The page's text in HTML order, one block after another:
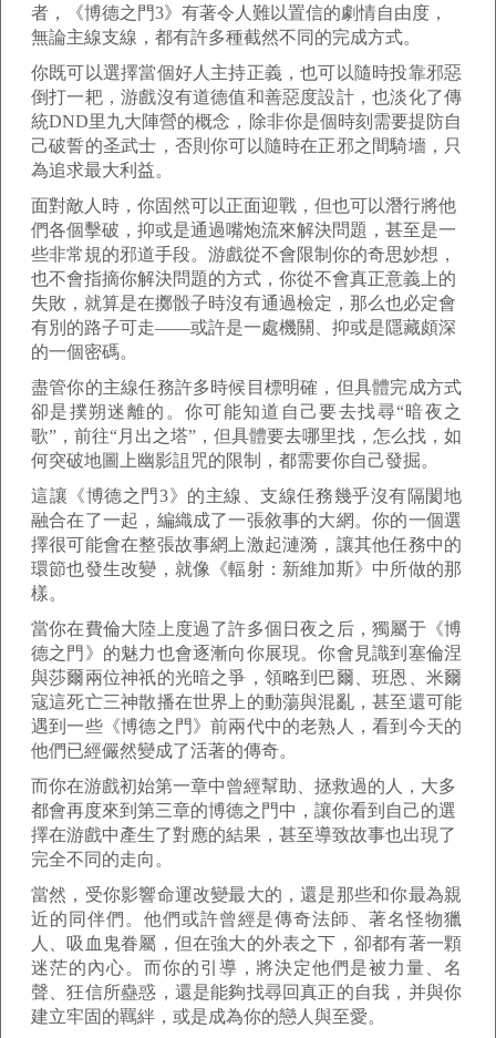
者，《博德之門3》有著令人難以置信的劇情自由度，
無論主線支線，都有許多種截然不同的完成方式。
你既可以選擇當個好人主持正義，也可以隨時投靠邪惡
倒打一耙，游戲沒有道德值和善惡度設計，也淡化了傳
統DND里九大陣營的概念，除非你是個時刻需要提防自
己破誓的圣武士，否則你可以隨時在正邪之間騎墻，只
為追求最大利益。
面對敵人時，你固然可以正面迎戰，但也可以潛行將他
們各個擊破，抑或是通過嘴炮流來解決問題，甚至是一
些非常規的邪道手段。游戲從不會限制你的奇思妙想，
也不會指摘你解決問題的方式，你從不會真正意義上的
失敗，就算是在擲骰子時沒有通過檢定，那么也必定會
有別的路子可走——或許是一處機關、抑或是隱藏頗深
的一個密碼。
盡管你的主線任務許多時候目標明確，但具體完成方式
卻是撲朔迷離的。你可能知道自己要去找尋“暗夜之
歌”，前往“月出之塔”，但具體要去哪里找，怎么找，如
何突破地圖上幽影詛咒的限制，都需要你自己發掘。
這讓《博德之門3》的主線、支線任務幾乎沒有隔閡地
融合在了一起，編織成了一張敘事的大網。你的一個選
擇很可能會在整張故事網上激起漣漪，讓其他任務中的
環節也發生改變，就像《輻射：新維加斯》中所做的那
樣。
當你在費倫大陸上度過了許多個日夜之后，獨屬于《博
德之門》的魅力也會逐漸向你展現。你會見識到塞倫涅
與莎爾兩位神祇的光暗之爭，領略到巴爾、班恩、米爾
寇這死亡三神散播在世界上的動蕩與混亂，甚至還可能
遇到一些《博德之門》前兩代中的老熟人，看到今天的
他們已經儼然變成了活著的傳奇。
而你在游戲初始第一章中曾經幫助、拯救過的人，大多
都會再度來到第三章的博德之門中，讓你看到自己的選
擇在游戲中產生了對應的結果，甚至導致故事也出現了
完全不同的走向。
當然，受你影響命運改變最大的，還是那些和你最為親
近的同伴們。他們或許曾經是傳奇法師、著名怪物獵
人、吸血鬼眷屬，但在強大的外表之下，卻都有著一顆
迷茫的內心。而你的引導，將決定他們是被力量、名
聲、狂信所蠱惑，還是能夠找尋回真正的自我，并與你
建立牢固的羈絆，或是成為你的戀人與至愛。